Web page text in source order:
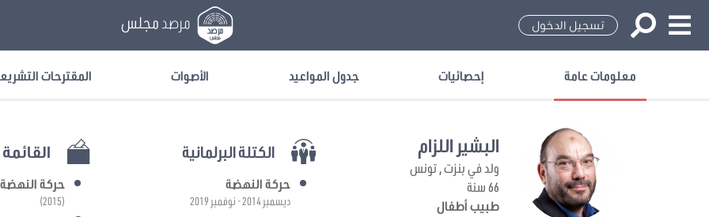
تسجيل الدخول مرصد مجلس
معلومات عامة إحصائيات جدول المواعيد الأصوات المقترحات
البشير اللزام
ولد في بنزت , تونس
66 سنة
طبيب أطفال
الكتلة البرلمانية
حركة النهضة
ديسمبر 2014 - نوفمبر 2019
القائمة
حركة النهضة
(2015)